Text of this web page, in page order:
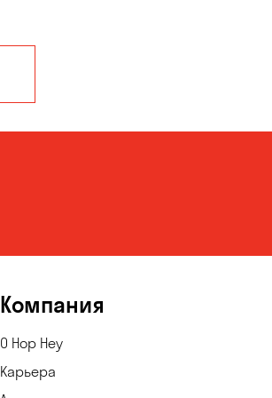
Компания
О Hop Hey
Карьера